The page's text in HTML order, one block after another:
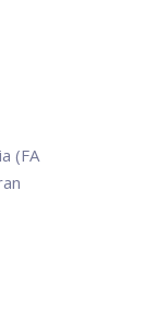
(FA